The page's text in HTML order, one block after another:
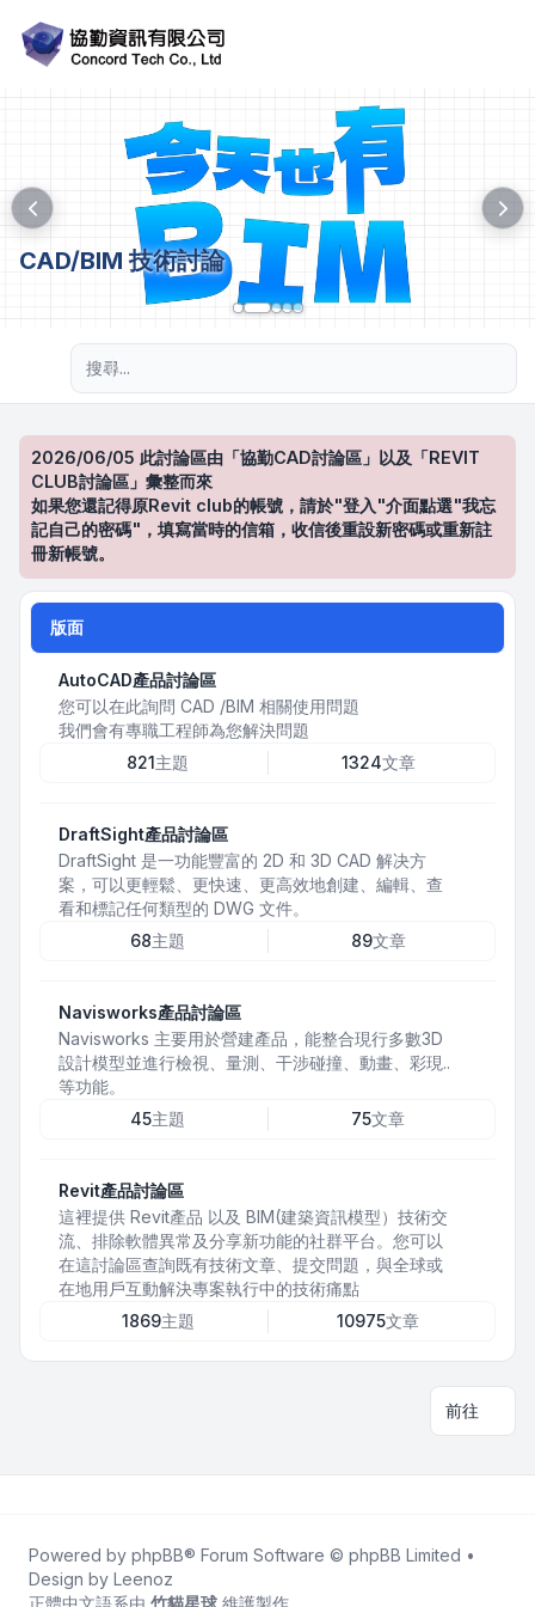
CAD/BIM 技術討論
2026/06/05 此討論區由「協勤CAD討論區」以及「REVIT
CLUB討論區」彙整而來
如果您還記得原Revit club的帳號，請於"登入"介面點選"我忘
記自己的密碼"，填寫當時的信箱，收信後重設新密碼或重新註
冊新帳號。
版面
AutoCAD產品討論區
您可以在此詢問 CAD /BIM 相關使用問題
我們會有專職工程師為您解決問題
821主題 1324文章
DraftSight產品討論區
DraftSight 是一功能豐富的 2D 和 3D CAD 解决方
案，可以更輕鬆、更快速、更高效地創建、編輯、查
看和標記任何類型的 DWG 文件。
68主題 89文章
Navisworks產品討論區
Navisworks 主要用於營建產品，能整合現行多數3D
設計模型並進行檢視、量測、干涉碰撞、動畫、彩現..
等功能。
45主題 75文章
Revit產品討論區
這裡提供 Revit產品 以及 BIM(建築資訊模型）技術交
流、排除軟體異常及分享新功能的社群平台。您可以
在這討論區查詢既有技術文章、提交問題，與全球或
在地用戶互動解決專案執行中的技術痛點
1869主題 10975文章
前往
Powered by phpBB® Forum Software © phpBB Limited •
Design by Leenoz
正體中文語系由 竹貓星球 維護製作